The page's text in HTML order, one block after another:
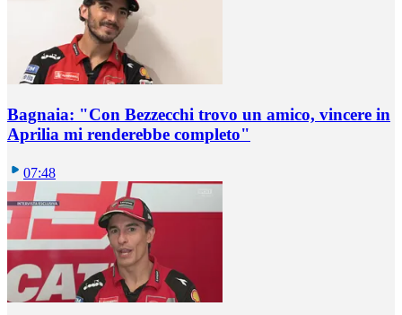
Bagnaia: "Con Bezzecchi trovo un amico, vincere in
Aprilia mi renderebbe completo"
07:48